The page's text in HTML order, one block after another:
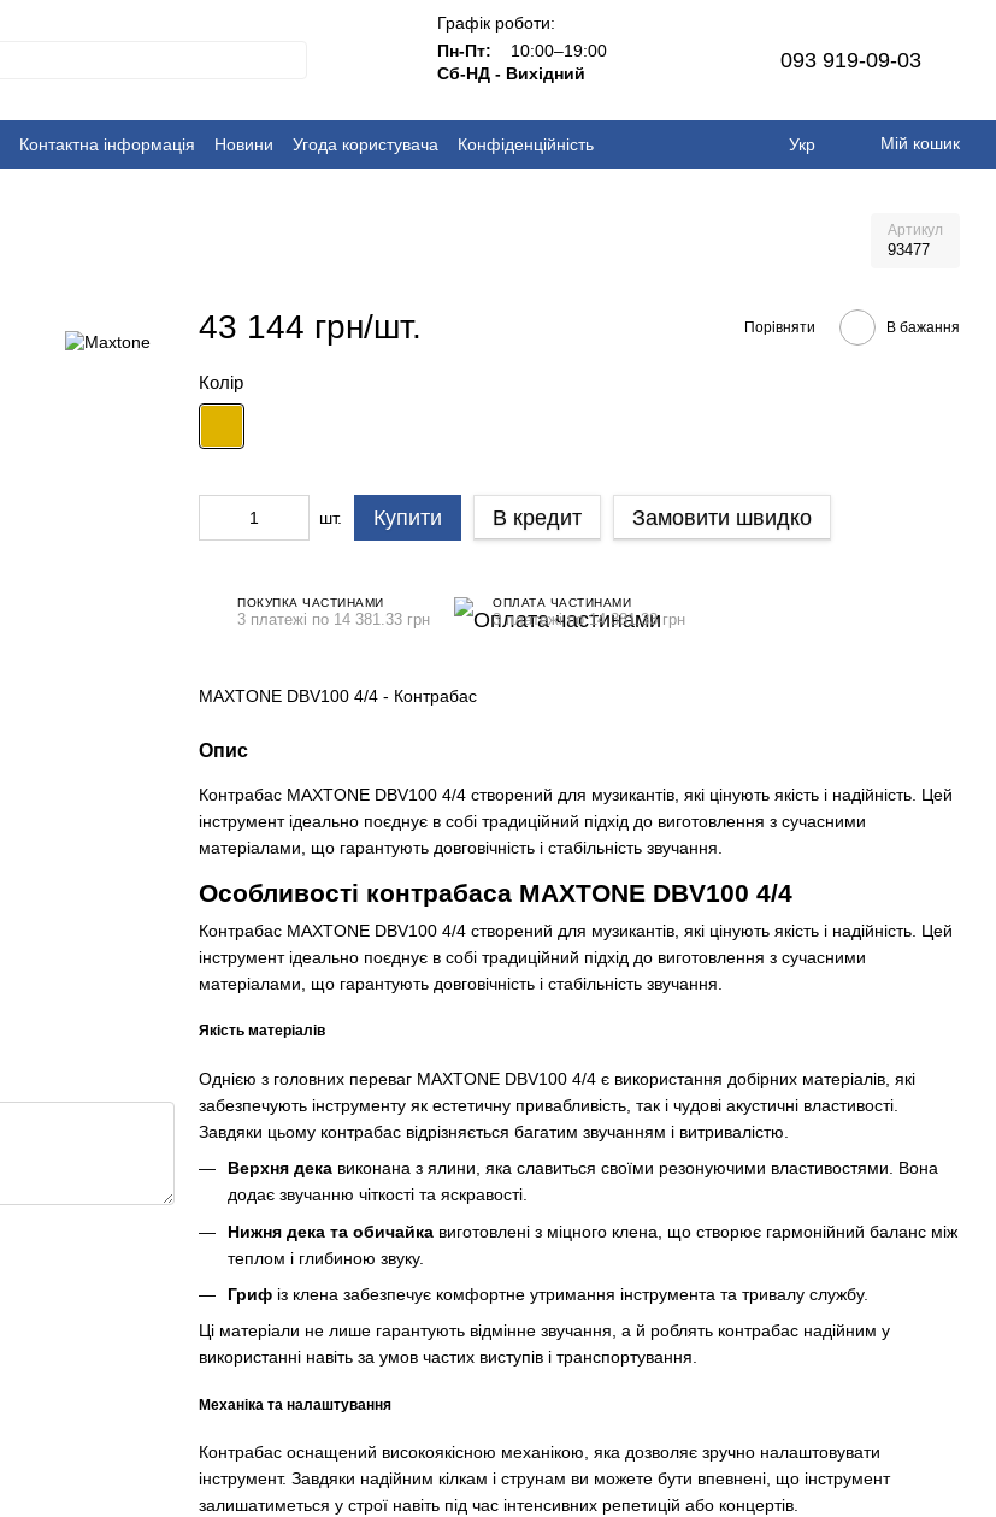
Графік роботи:
Пн-Пт: 10:00–19:00
Сб-НД - Вихідний
093 919-09-03
Контактна інформація Новини Угода користувача Конфіденційність Укр Мій кошик
Артикул
93477
43 144 грн/шт. Порівняти В бажання
Колір
шт. Купити В кредит Замовити швидко
ПОКУПКА ЧАСТИНАМИ
3 платежі по 14 381.33 грн
ОПЛАТА ЧАСТИНАМИ
3 платежі по 14 381.33 грн
MAXTONE DBV100 4/4 - Контрабас
Опис
Контрабас MAXTONE DBV100 4/4 створений для музикантів, які цінують якість і надійність. Цей
інструмент ідеально поєднує в собі традиційний підхід до виготовлення з сучасними
матеріалами, що гарантують довговічність і стабільність звучання.
Особливості контрабаса MAXTONE DBV100 4/4
Контрабас MAXTONE DBV100 4/4 створений для музикантів, які цінують якість і надійність. Цей
інструмент ідеально поєднує в собі традиційний підхід до виготовлення з сучасними
матеріалами, що гарантують довговічність і стабільність звучання.
Якість матеріалів
Однією з головних переваг MAXTONE DBV100 4/4 є використання добірних матеріалів, які
забезпечують інструменту як естетичну привабливість, так і чудові акустичні властивості.
Завдяки цьому контрабас відрізняється багатим звучанням і витривалістю.
Верхня дека виконана з ялини, яка славиться своїми резонуючими властивостями. Вона
додає звучанню чіткості та яскравості.
Нижня дека та обичайка виготовлені з міцного клена, що створює гармонійний баланс між
теплом і глибиною звуку.
Гриф із клена забезпечує комфортне утримання інструмента та тривалу службу.
Ці матеріали не лише гарантують відмінне звучання, а й роблять контрабас надійним у
використанні навіть за умов частих виступів і транспортування.
Механіка та налаштування
Контрабас оснащений високоякісною механікою, яка дозволяє зручно налаштовувати
інструмент. Завдяки надійним кілкам і струнам ви можете бути впевнені, що інструмент
залишатиметься у строї навіть під час інтенсивних репетицій або концертів.